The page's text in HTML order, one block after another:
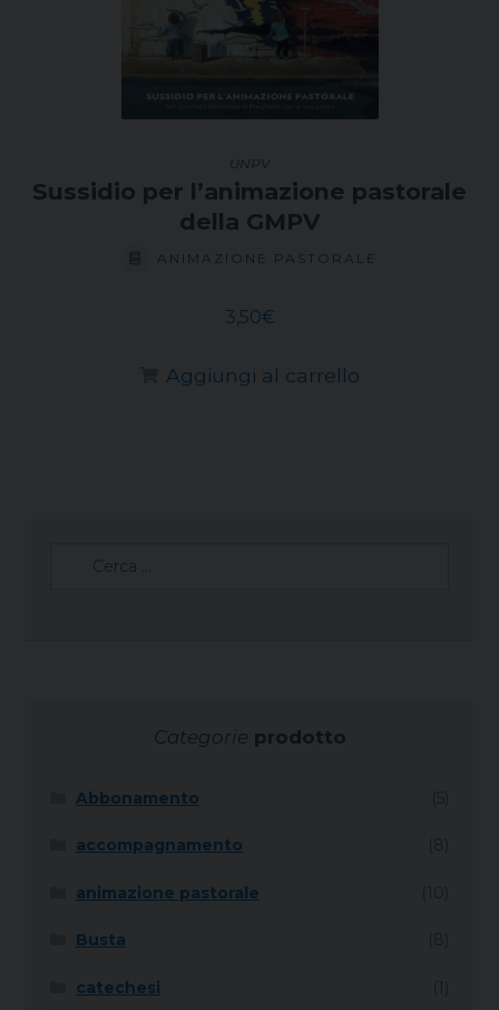
UNPV
Sussidio per l’animazione pastorale
della GMPV
ANIMAZIONE PASTORALE
3,50€
Aggiungi al carrello
Categorie prodotto
Abbonamento
accompagnamento
animazione pastorale
Busta
catechesi